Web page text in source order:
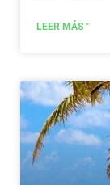
Riviera Maya
LEER MÁS "